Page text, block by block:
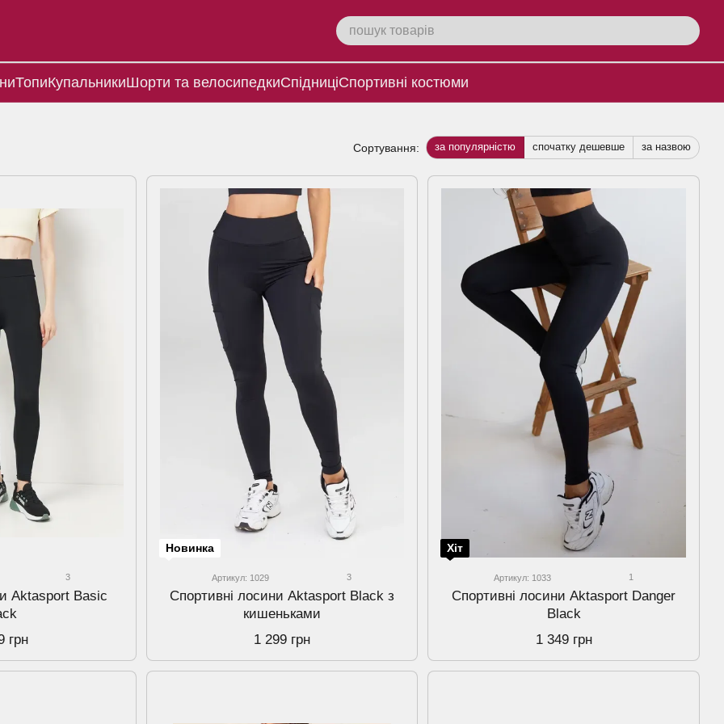
ТопиКупальникиШорти та велосипедкиСпідниціСпортивнi костюми
Сортування: за популярністю спочатку дешевше за назвою
3
Aktasport Basic
грн
Новинка
Артикул: 1029 3
Спортивнi лосини Aktasport Black з
кишеньками
1 299 грн
Хіт
Артикул: 1033 1
Спортивнi лосини Aktasport Danger
Black
1 349 грн